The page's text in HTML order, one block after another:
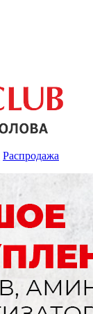
Распродажа